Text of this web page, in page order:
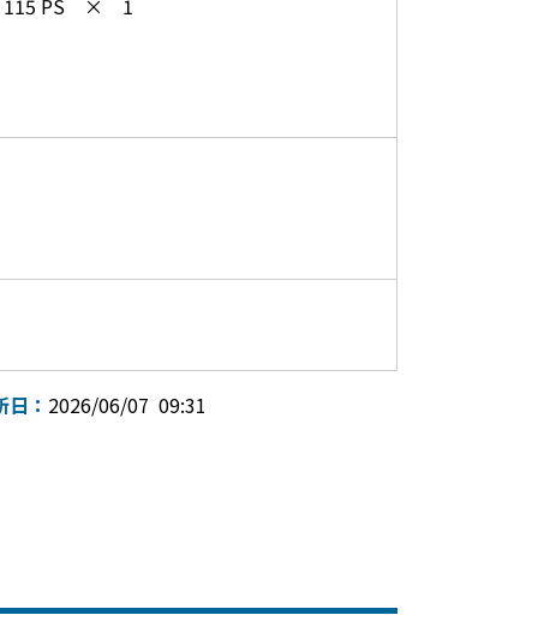
115 PS × 1
： 2026/06/07 09:31